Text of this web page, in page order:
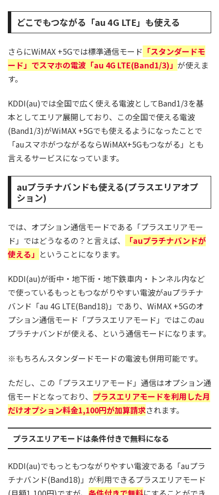
どこでもつながる「au 4G LTE」も使える
さらにWiMAX +5Gでは標準通信モード 「スタンダードモ
ード」でスマホの電波「au 4G LTE(Band1/3)」 が使えま
す。
KDDI(au)では全国で広く使える電波としてBand1/3を基
本としてエリア展開しており、この全国で使える電波
(Band1/3)がWiMAX +5Gでも使えるようになったことで
「auスマホがつながるならWiMAX+5Gもつながる」とも
言えるサービスになっています。
auプラチナバンドも使える(プラスエリアオプ
ション)
では、オプション通信モードである「プラスエリアモー
ド」ではどうなるの？と言えば、
「auプラチナバンドが
使える」 ということになります。
KDDI(au)が街中・地下街・地下鉄車内・トンネル内など
で使っているもっともつながりやすい電波がauプラチナ
バンド「au 4G LTE(Band18)」であり、WiMAX +5Gのオ
プション通信モード「プラスエリアモード」ではこのau
プラチナバンドが使える、という通信モードになります。
※もちろんスタンダードモードの電波も併用可能です。
ただし、この「プラスエリアモード」通信はオプション通
信モードとなっており、 プラスエリアモードを利用した月
だけオプション料金1,100円が加算請求されます。
プラスエリアモードは条件付きで無料になる
KDDI(au)でもっともつながりやすい電波である「auプラ
チナバンド(Band18)」が利用できるプラスエリアモード